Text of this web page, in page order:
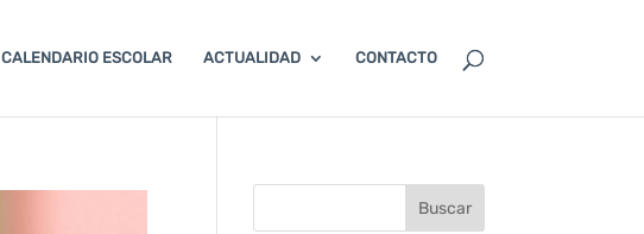
CALENDARIO ESCOLAR ACTUALIDAD CONTACTO